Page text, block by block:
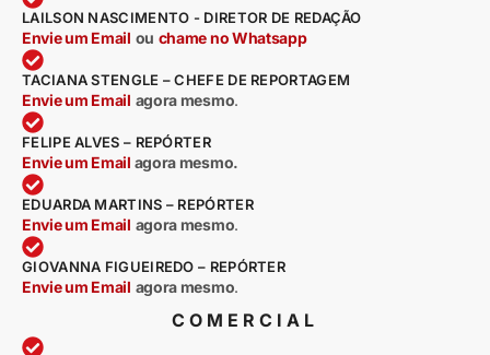
LAILSON NASCIMENTO - DIRETOR DE REDAÇÃO
Envie um Email ou chame no Whatsapp
TACIANA STENGLE – CHEFE DE REPORTAGEM
Envie um Email agora mesmo.
FELIPE ALVES – REPÓRTER
Envie um Email agora mesmo.
EDUARDA MARTINS – REPÓRTER
Envie um Email agora mesmo.
GIOVANNA FIGUEIREDO – REPÓRTER
Envie um Email agora mesmo.
COMERCIAL